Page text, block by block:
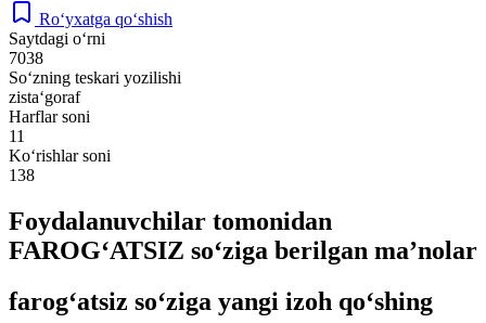
Ro‘yxatga qo‘shish
Saytdagi o‘rni
7038
So‘zning teskari yozilishi
zista‘goraf
Harflar soni
11
Ko‘rishlar soni
138
Foydalanuvchilar tomonidan
FAROG‘ATSIZ so‘ziga berilgan ma’nolar
farog‘atsiz so‘ziga yangi izoh qo‘shing